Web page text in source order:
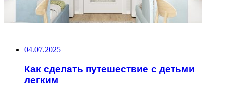
04.07.2025
Как сделать путешествие с детьми
легким